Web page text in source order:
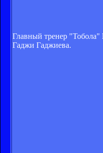
Главный тренер "Тобола"
Гаджи Гаджиева.